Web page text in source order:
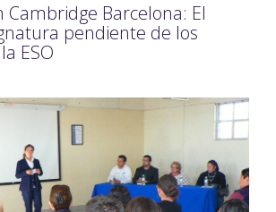
Cambridge Barcelona: El
pendiente de los
ESO